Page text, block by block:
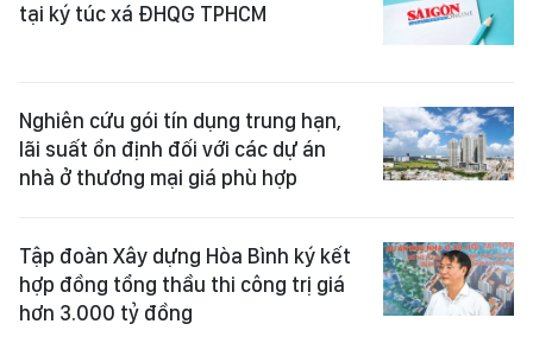
tại ký túc xá ĐHQG TPHCM
Nghiên cứu gói tín dụng trung hạn,
lãi suất ổn định đối với các dự án
nhà ở thương mại giá phù hợp
Tập đoàn Xây dựng Hòa Bình ký kết
hợp đồng tổng thầu thi công trị giá
hơn 3.000 tỷ đồng